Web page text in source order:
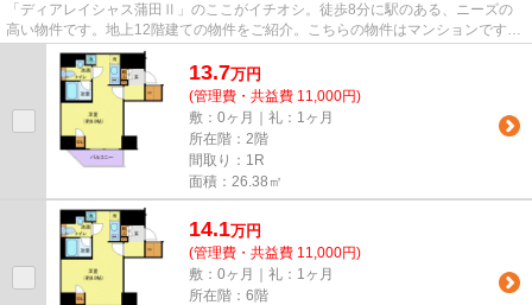
「ディアレイシャス蒲田Ⅱ」のここがイチオシ。徒歩8分に駅のある、ニーズの
高い物件です。地上12階建ての物件をご紹介。こちらの物件はマンションです。
物件探しのご依頼は03-3733-044...
13.7万円
(管理費・共益費 11,000円)
敷：0ヶ月｜礼：1ヶ月
所在階：2階
間取り：1R
面積：26.38㎡
14.1万円
(管理費・共益費 11,000円)
敷：0ヶ月｜礼：1ヶ月
所在階：6階